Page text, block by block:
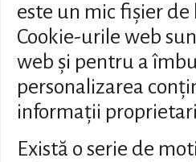
este un mic fișier
Cookie-urile web
web și pentru a
personalizarea
informații
Există o serie de